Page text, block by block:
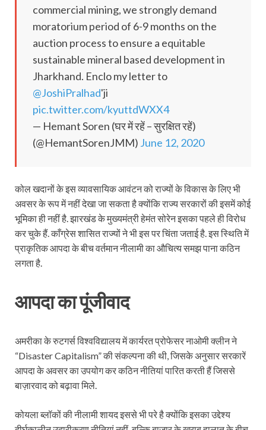
commercial mining, we strongly demand
moratorium period of 6-9 months on the
auction process to ensure a equitable
sustainable mineral based development in
Jharkhand. Enclo my letter to
@JoshiPralhad'ji
pic.twitter.com/kyuttdWXX4
— Hemant Soren (घर में रहें – सुरक्षित रहें)
(@HemantSorenJMM) June 12, 2020
कोल खदानों के इस व्यावसायिक आवंटन को राज्यों के विकास के लिए भी
अवसर के रूप में नहीं देखा जा सकता है क्योंकि राज्य सरकारों की इसमें कोई
भूमिका ही नहीं है. झारखंड के मुख्यमंत्री हेमंत सोरेन इसका पहले ही विरोध
कर चुके हैं. काँग्रेस शासित राज्यों ने भी इस पर चिंता जताई है. इस स्थिति में
प्राकृतिक आपदा के बीच वर्तमान नीलामी का औचित्य समझ पाना कठिन
लगता है.
आपदा का पूंजीवाद
अमरीका के रुटगर्स विश्वविद्यालय में कार्यरत प्रोफेसर नाओमी क्लीन ने
“Disaster Capitalism” की संकल्पना की थी, जिसके अनुसार सरकारें
आपदा के अवसर का उपयोग कर कठिन नीतियां पारित करती हैं जिससे
बाज़ारवाद को बढ़ावा मिले.
कोयला ब्लॉकों की नीलामी शायद इससे भी परे है क्योंकि इसका उद्देश्य